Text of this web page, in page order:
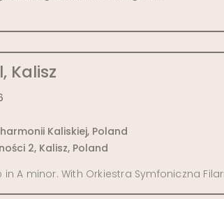
Kalisz
Kaliskiej, Poland
2, Kalisz, Poland
A minor. With Orkiestra Symfoniczna